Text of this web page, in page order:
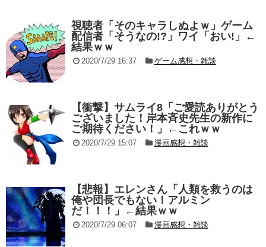
視聴者「そのキャラしぬよｗ」ゲーム
配信者「そうなの!?」ワイ「おい!」←
結果ｗｗ
2020/7/29 16:37 ゲーム感想・雑談
【衝撃】サムライ8「ご愛読ありがとう
ございました！岸本斉史先生の新作に
ご期待ください！」←これｗｗ
2020/7/29 15:07 漫画感想・雑談
【悲報】エレンさん「人類を救うのは
俺や団長でもない！アルミン
だ！！！」←結果ｗｗ
2020/7/29 06:07 漫画感想・雑談